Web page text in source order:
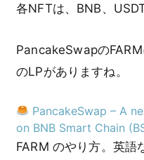
各NFTは、BNB、
PancakeSwapの
のLPがありますね。
PancakeSwap – A
on BNB Smart Chain
FARM のやり方。英語